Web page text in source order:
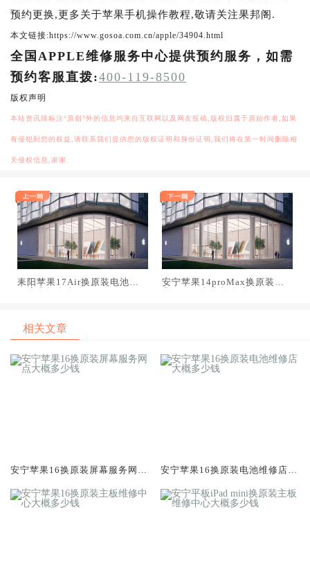
预约更换,更多关于苹果手机操作教程,敬请关注果邦阁.
本文链接:https://www.gosoa.com.cn/apple/34904.html
全国APPLE维修服务中心提供预约服务，如需
预约客服直拨:400-119-8500
版权声明
本站资讯除标注“原创”外的信息均来自互联网以及网友投稿,版权归属于原始作者,如果
有侵犯到您的权益,请联系我们提供您的版权证明和身份证明,我们将在第一时间删除相
关侵权信息,谢谢.
耒阳苹果17Air换原装电池维
安宁苹果14proMax换原装屏
相关文章
安宁苹果16换原装屏幕服务网点
安宁苹果16换原装电池维修店大